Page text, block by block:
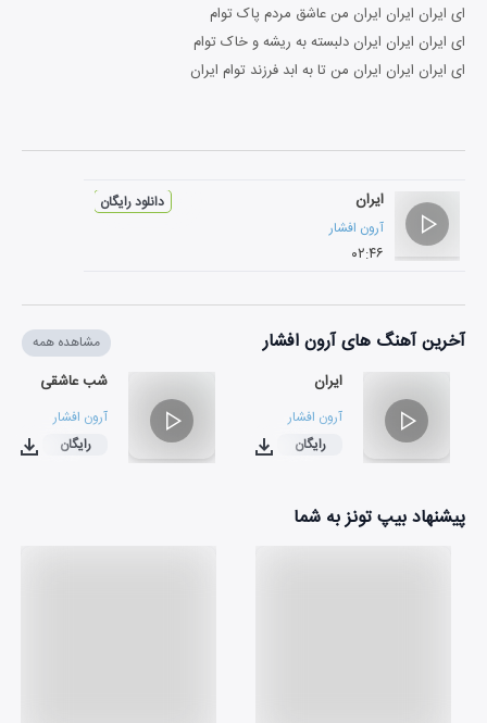
ای ایران ایران ایران من عاشق مردم پاک توام
ای ایران ایران ایران دلبسته به ریشه و خاک توام
ای ایران ایران ایران من تا به ابد فرزند توام ایران
ایران
آرون افشار
۰۲:۴۶
دانلود رایگان
آخرین آهنگ های آرون افشار مشاهده همه
ایران
آرون افشار
۰۲:۴۶
رایگان
شب عاشقی
آرون افشار
۰۳:۱۲
رایگان
پیشنهاد بیپ تونز به شما